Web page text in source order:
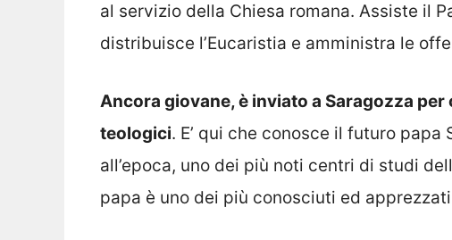
al servizio della Chiesa romana. Assiste il
distribuisce l’Eucaristia e amministra le
Ancora giovane, è inviato a Saragozza
teologici. E’ qui che conosce il futuro
all’epoca, uno dei più noti centri di studi
papa è uno dei più conosciuti ed